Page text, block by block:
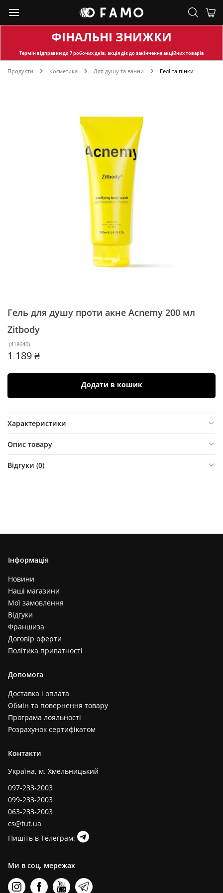
ФІНАЛЬНІ ЗНИЖКИ
Термін відправкидо 7 робочих днів, акція діє до закінчення акційних товарів
Продукти Косметика Для душу та ванни Гелі та пінки
Гель для душу проти акне Acnemy 200 мл
Zitbody
(418640)
1 189 ₴
Додати в кошик
Характеристики
Опис товару
Відгуки (0)
Інформація
Новини
Наші магазини
Мої замовлення
Відгуки
Франшиза
Договір оферти
Політика приватності
Допомога
Доставка і оплата
Обмін та повернення товару
Програма лояльності
Розрахунок сертифікатом
Контакти
Україна, м. Хмельницький
097-233-2003
099-233-2003
063-233-2003
cs@tut.ua
Пишіть в Телеграм:
Ми в соц. мережах